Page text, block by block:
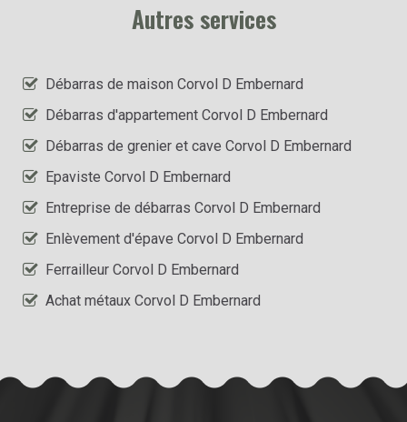
Autres services
Débarras de maison Corvol D Embernard
Débarras d'appartement Corvol D Embernard
Débarras de grenier et cave Corvol D Embernard
Epaviste Corvol D Embernard
Entreprise de débarras Corvol D Embernard
Enlèvement d'épave Corvol D Embernard
Ferrailleur Corvol D Embernard
Achat métaux Corvol D Embernard